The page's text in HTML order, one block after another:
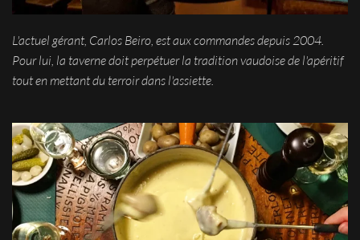
L'actuel gérant, Carlos Beiro, est aux commandes depuis 2004.
Pour lui, la taverne doit perpétuer la tradition vaudoise de l'apéritif
tout en mettant du terroir dans l'assiette.